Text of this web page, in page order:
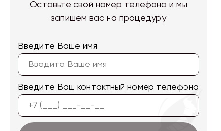
Оставьте свой номер телефона и мы
запишем вас на процедуру
Введите Ваше имя
Введите Ваш контактный номер телефона